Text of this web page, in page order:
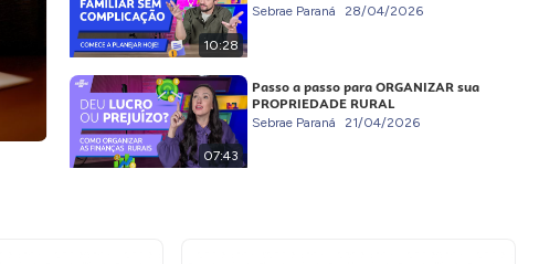
10:28
Sebrae Paraná 28/04/2026
07:43
Passo a passo para ORGANIZAR sua
PROPRIEDADE RURAL
Sebrae Paraná 21/04/2026